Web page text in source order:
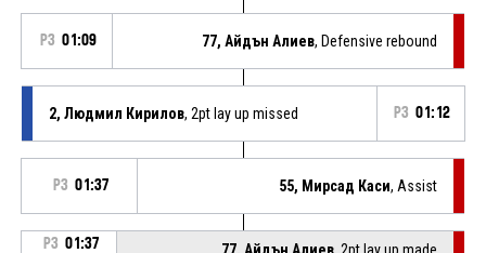
P3 01:09 77, Айдън Алиев, Defensive rebound
2, Людмил Кирилов, 2pt lay up missed P3 01:12
P3 01:37 55, Мирсад Каси, Assist
P3 01:37 77, Айдън Алиев, 2pt lay up made